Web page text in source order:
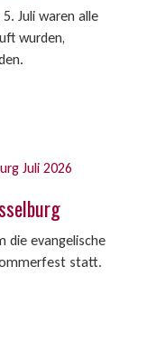
Juli waren alle
wurden,
die evangelische
statt.